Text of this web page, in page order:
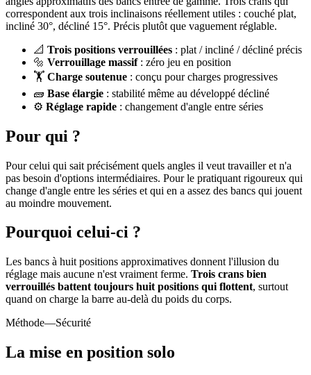
correspondent aux trois inclinaisons réellement utiles : couché plat,
incliné 30°, décliné 15°. Précis plutôt que vaguement réglable.
📐 Trois positions verrouillées : plat / incliné / décliné précis
🔩 Verrouillage massif: zéro jeu en position
🏋️ Charge soutenue : conçu pour charges progressives
🧱 Base élargie : stabilité même au développé décliné
⚙️ Réglage rapide : changement d'angle entre séries
Pour qui ?
Pour celui qui sait précisément quels angles il veut travailler et n'a
pas besoin d'options intermédiaires. Pour le pratiquant rigoureux qui
change d'angle entre les séries et qui en a assez des bancs qui jouent
au moindre mouvement.
Pourquoi celui-ci ?
Les bancs à huit positions approximatives donnent l'illusion du
réglage mais aucune n'est vraiment ferme. Trois crans bien
verrouillés battent toujours huit positions qui flottent, surtout
quand on charge la barre au-delà du poids du corps.
Méthode—Sécurité
La mise en position solo